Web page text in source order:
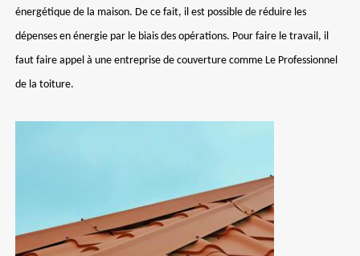
énergétique de la maison. De ce fait, il est possible de réduire les
dépenses en énergie par le biais des opérations. Pour faire le travail, il
faut faire appel à une entreprise de couverture comme Le Professionnel
de la toiture.